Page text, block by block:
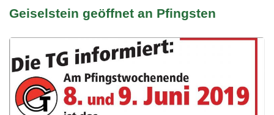
Geiselstein geöffnet an Pfingsten